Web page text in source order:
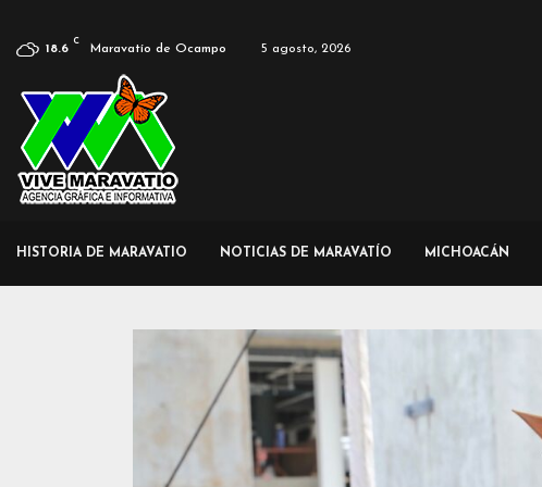
18.6
C
Maravatío de Ocampo 5 agosto, 2026
HISTORIA DE MARAVATIO NOTICIAS DE MARAVATÍO MICHOACÁN